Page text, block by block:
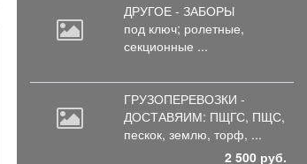
ДРУГОЕ - ЗАБОРЫ
под ключ; ролетные,
секционные ...
ГРУЗОПЕРЕВОЗКИ -
ДОСТАВЯИМ: ПЩГС, ПЩС,
пескок, землю, торф, ...
2 500 руб.